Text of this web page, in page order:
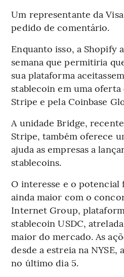
Um representante da
pedido de comentário.
Enquanto isso, a Shopify
semana que permitiria
sua plataforma
stablecoin em uma oferta
Stripe e pela Coinbase
A unidade Bridge,
Stripe, também oferece
ajuda as empresas a
stablecoins.
O interesse e o potencial
ainda maior com o
Internet Group,
stablecoin USDC,
maior do mercado. As
desde a estreia na NYSE,
no último dia 5.